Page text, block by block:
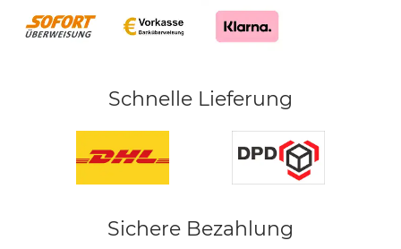
Schnelle Lieferung
Sichere Bezahlung